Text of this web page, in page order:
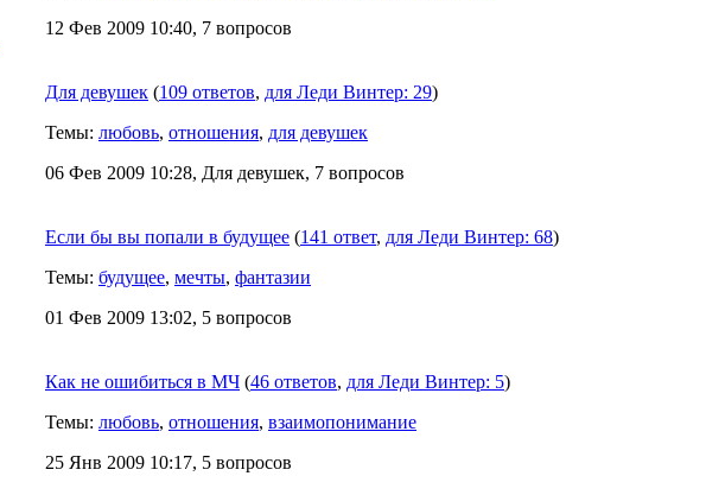
12 Фев 2009 10:40, 7 вопросов
Для девушек (109 ответов, для Леди Винтер: 29)
Темы: любовь, отношения, для девушек
06 Фев 2009 10:28, Для девушек, 7 вопросов
Если бы вы попали в будущее (141 ответ, для Леди Винтер: 68)
Темы: будущее, мечты, фантазии
01 Фев 2009 13:02, 5 вопросов
Как не ошибиться в МЧ (46 ответов, для Леди Винтер: 5)
Темы: любовь, отношения, взаимопонимание
25 Янв 2009 10:17, 5 вопросов